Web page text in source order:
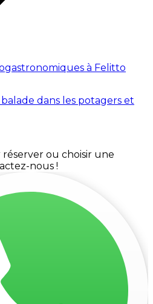
à Felitto
dans les potagers et
réserver ou choisir une
nous !